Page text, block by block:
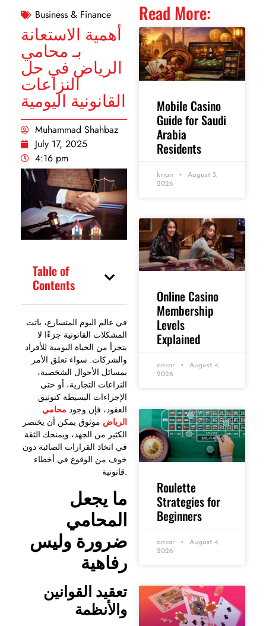
Business & Finance
أهمية الاستعانة
بـ محامي
الرياض في حل
النزاعات
القانونية اليومية
Muhammad Shahbaz
July 17, 2025
4:16 pm
Table of
Contents
في عالم اليوم المتسارع، باتت
المشكلات القانونية جزءًا لا
يتجزأ من الحياة اليومية للأفراد
والشركات. سواء تعلق الأمر
بمسائل الأحوال الشخصية،
النزاعات التجارية، أو حتى
الإجراءات البسيطة كتوثيق
العقود، فإن وجود محامي
الرياض موثوق يمكن أن يختصر
الكثير من الجهد، ويمنحك الثقة
في اتخاذ القرارات الصائبة دون
خوف من الوقوع في أخطاء
قانونية.
ما يجعل
المحامي
ضرورةوليس
رفاهية
تعقيد القوانين
والأنظمة
Read More:
Mobile Casino
Guide for Saudi
Arabia
Residents
krian
August 5,
2026
Online Casino
Membership
Levels
Explained
ansar
August 4,
2026
Roulette
Strategies for
Beginners
ansar
August 4,
2026